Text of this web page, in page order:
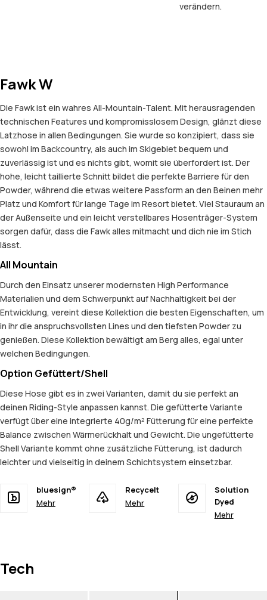
verändern.
Fawk W
Die Fawk ist ein wahres All-Mountain-Talent. Mit herausragenden
technischen Features und kompromisslosem Design, glänzt diese
Latzhose in allen Bedingungen. Sie wurde so konzipiert, dass sie
sowohl im Backcountry, als auch im Skigebiet bequem und
zuverlässig ist und es nichts gibt, womit sie überfordert ist. Der
hohe, leicht taillierte Schnitt bildet die perfekte Barriere für den
Powder, während die etwas weitere Passform an den Beinen mehr
Platz und Komfort für lange Tage im Resort bietet. Viel Stauraum an
der Außenseite und ein leicht verstellbares Hosenträger-System
sorgen dafür, dass die Fawk alles mitmacht und dich nie im Stich
lässt.
All Mountain
Durch den Einsatz unserer modernsten High Performance
Materialien und dem Schwerpunkt auf Nachhaltigkeit bei der
Entwicklung, vereint diese Kollektion die besten Eigenschaften, um
in ihr die anspruchsvollsten Lines und den tiefsten Powder zu
genießen. Diese Kollektion bewältigt am Berg alles, egal unter
welchen Bedingungen.
Option Gefüttert/Shell
Diese Hose gibt es in zwei Varianten, damit du sie perfekt an
deinen Riding-Style anpassen kannst. Die gefütterte Variante
verfügt über eine integrierte 40g/m² Fütterung für eine perfekte
Balance zwischen Wärmerückhalt und Gewicht. Die ungefütterte
Shell Variante kommt ohne zusätzliche Fütterung, ist dadurch
leichter und vielseitig in deinem Schichtsystem einsetzbar.
bluesign®
Mehr
Recycelt
Mehr
Solution
Dyed
Mehr
Tech